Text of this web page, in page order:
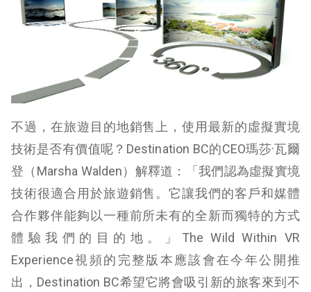
不過，在旅遊目的地銷售上，使用最新的虛擬實境
技術是否有價值呢？Destination BC的CEO瑪莎·瓦爾
登（Marsha Walden）解釋道：「我們認為虛擬實境
技術很適合用於旅遊銷售。它讓我們的客戶和媒體
合作夥伴能夠以一種前所未有的全新而獨特的方式
體驗我們的目的地。」The Wild Within VR
Experience視頻的完整版本應該會在今年公開推
出，Destination BC希望它將會吸引新的旅客來到不